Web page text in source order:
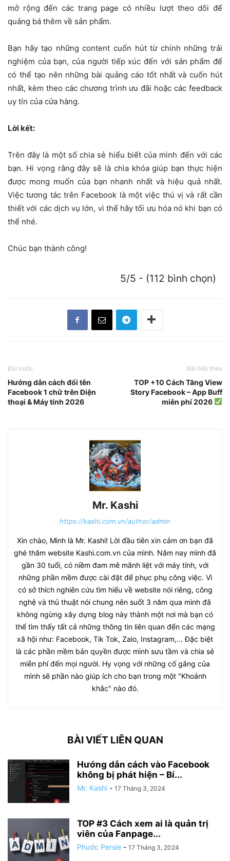
mở rộng đến các trang page có nhiều lượt theo dõi để
quảng bá thêm về sản phẩm.
Bạn hãy tạo những content cuốn hút từ chính những trải
nghiệm của bạn, của người tiếp xúc đến với sản phẩm để
có thể tạo nên những bài quảng cáo tốt nhất và cuốn hút
nhất, kèm theo các chương trình ưu đãi hoặc các feedback
uy tín của cửa hàng.
Lời kết:
Trên đây là một số chia sẻ hiểu biết của mình đến với các
bạn. Hi vọng rằng đây sẽ là chìa khóa giúp bạn thực hiện
được mong muốn của bạn nhanh nhất và hiệu quả nhất.
Việc tương tác trên Facebook là một việc thú vị và rất cần
thiết với các dịch vụ lớn, vì thế hãy tối ưu hóa nó khi bạn có
thể nhé.
Chúc bạn thành công!
5/5 - (112 bình chọn)
Bài trước
Hướng dẫn cách đổi tên
Facebook 1 chữ trên Điện
thoại & Máy tính 2026
Bài tiếp theo
TOP +10 Cách Tăng View
Story Facebook – App Buff
miễn phí 2026
Mr. Kashi
https://kashi.com.vn/author/admin
Xin chào, Mình là Mr. Kashi! Lời đầu tiên xin cảm ơn bạn đã
ghé thăm website Kashi.com.vn của mình. Năm nay mình đã
gần 30 tuổi, có niềm đam mê mãnh liệt với máy tính, với
những phần mềm được cài đặt để phục phụ công việc. Vì
có sở thích nghiên cứu tìm hiểu về website nói riêng, công
nghệ và thủ thuật nói chung nên suốt 3 năm qua mình đã
không ngừng xây dựng blog này thành một nơi mà bạn có
thể tìm thấy tất cả những thông tin liên quan đến các mạng
xã hội như: Facebook, Tik Tok, Zalo, Instagram,... Đặc biệt
là các phần mềm bản quyền được mình sưu tầm và chia sẻ
miễn phí đến mọi người. Hy vọng với những cố gắng của
mình sẽ phần nào giúp ích cho bạn trong một "Khoảnh
khắc" nào đó.
BÀI VIẾT LIÊN QUAN
Hướng dẫn cách vào Facebook
không bị phát hiện – Bí...
Mr. Kashi - 17 Tháng 3, 2024
TOP #3 Cách xem ai là quản trị
viên của Fanpage...
Phước Persie - 17 Tháng 3, 2024